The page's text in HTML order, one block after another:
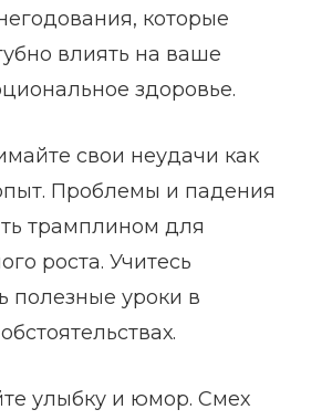
которые
влиять на ваше
здоровье.
свои неудачи как
Проблемы и падения
трамплином для
роста. Учитесь
полезные уроки в
улыбку и юмор. Смех